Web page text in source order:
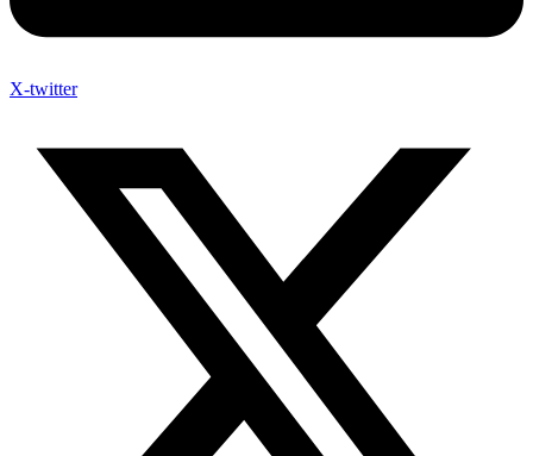
X-twitter